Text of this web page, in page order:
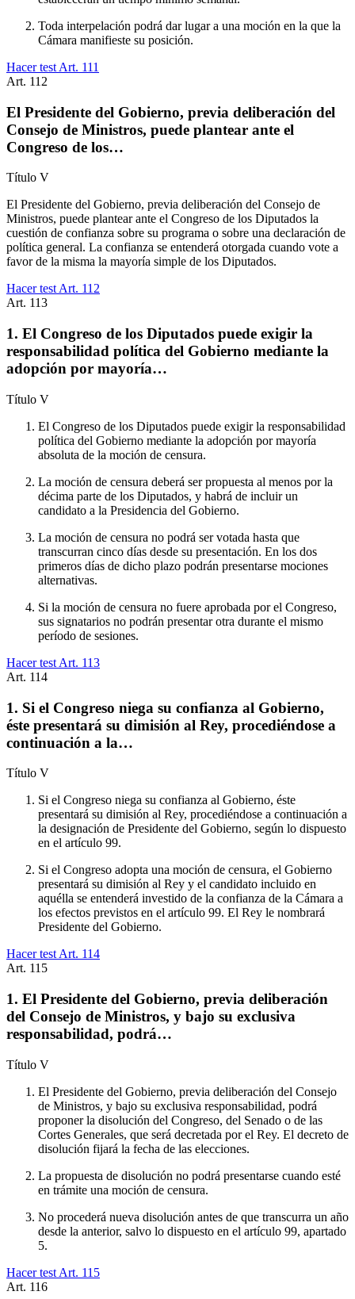
Toda interpelación podrá dar lugar a una moción en la que la
Cámara manifieste su posición.
Hacer test Art. 111
Art. 112
El Presidente del Gobierno, previa deliberación del
Consejo de Ministros, puede plantear ante el
Congreso de los…
Título V
El Presidente del Gobierno, previa deliberación del Consejo de
Ministros, puede plantear ante el Congreso de los Diputados la
cuestión de confianza sobre su programa o sobre una declaración de
política general. La confianza se entenderá otorgada cuando vote a
favor de la misma la mayoría simple de los Diputados.
Hacer test Art. 112
Art. 113
1. El Congreso de los Diputados puede exigir la
responsabilidad política del Gobierno mediante la
adopción por mayoría…
Título V
El Congreso de los Diputados puede exigir la responsabilidad
política del Gobierno mediante la adopción por mayoría
absoluta de la moción de censura.
La moción de censura deberá ser propuesta al menos por la
décima parte de los Diputados, y habrá de incluir un
candidato a la Presidencia del Gobierno.
La moción de censura no podrá ser votada hasta que
transcurran cinco días desde su presentación. En los dos
primeros días de dicho plazo podrán presentarse mociones
alternativas.
Si la moción de censura no fuere aprobada por el Congreso,
sus signatarios no podrán presentar otra durante el mismo
período de sesiones.
Hacer test Art. 113
Art. 114
1. Si el Congreso niega su confianza al Gobierno,
éste presentará su dimisión al Rey, procediéndose a
continuación a la…
Título V
Si el Congreso niega su confianza al Gobierno, éste
presentará su dimisión al Rey, procediéndose a continuación a
la designación de Presidente del Gobierno, según lo dispuesto
en el artículo 99.
Si el Congreso adopta una moción de censura, el Gobierno
presentará su dimisión al Rey y el candidato incluido en
aquélla se entenderá investido de la confianza de la Cámara a
los efectos previstos en el artículo 99. El Rey le nombrará
Presidente del Gobierno.
Hacer test Art. 114
Art. 115
1. El Presidente del Gobierno, previa deliberación
del Consejo de Ministros, y bajo su exclusiva
responsabilidad, podrá…
Título V
El Presidente del Gobierno, previa deliberación del Consejo
de Ministros, y bajo su exclusiva responsabilidad, podrá
proponer la disolución del Congreso, del Senado o de las
Cortes Generales, que será decretada por el Rey. El decreto de
disolución fijará la fecha de las elecciones.
La propuesta de disolución no podrá presentarse cuando esté
en trámite una moción de censura.
No procederá nueva disolución antes de que transcurra un año
desde la anterior, salvo lo dispuesto en el artículo 99, apartado
5.
Hacer test Art. 115
Art. 116